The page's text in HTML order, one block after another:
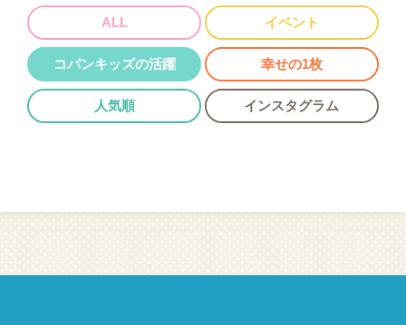
ALL イベント
コパンキッズの活躍 幸せの1枚
人気順 インスタグラム